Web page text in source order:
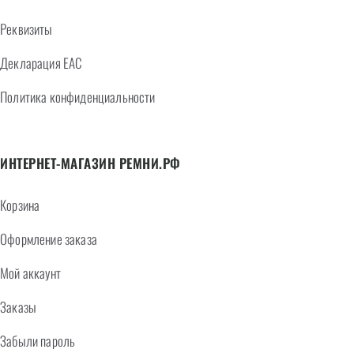
Реквизиты
Декларация EAC
Политика конфиденциальности
ИНТЕРНЕТ-МАГАЗИН РЕМНИ.РФ
Корзина
Оформление заказа
Мой аккаунт
Заказы
Забыли пароль